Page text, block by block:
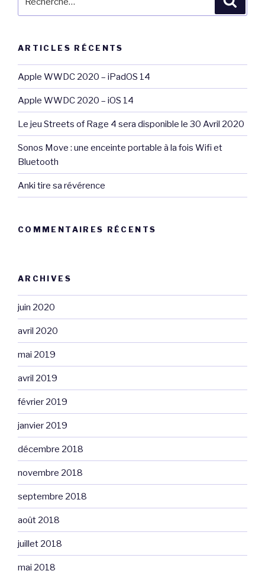
ARTICLES RÉCENTS
Apple WWDC 2020 – iPadOS 14
Apple WWDC 2020 – iOS 14
Le jeu Streets of Rage 4 sera disponible le 30 Avril 2020
Sonos Move : une enceinte portable à la fois Wifi et
Bluetooth
Anki tire sa révérence
COMMENTAIRES RÉCENTS
ARCHIVES
juin 2020
avril 2020
mai 2019
avril 2019
février 2019
janvier 2019
décembre 2018
novembre 2018
septembre 2018
août 2018
juillet 2018
mai 2018